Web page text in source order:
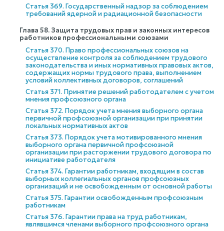
Статья 369. Государственный надзор за соблюдением
требований ядерной и радиационной безопасности
Глава 58. Защита трудовых прав и законных интересов
работников профессиональными союзами
Статья 370. Право профессиональных союзов на
осуществление контроля за соблюдением трудового
законодательства и иных нормативных правовых актов,
содержащих нормы трудового права, выполнением
условий коллективных договоров, соглашений
Статья 371. Принятие решений работодателем с учетом
мнения профсоюзного органа
Статья 372. Порядок учета мнения выборного органа
первичной профсоюзной организации при принятии
локальных нормативных актов
Статья 373. Порядок учета мотивированного мнения
выборного органа первичной профсоюзной
организации при расторжении трудового договора по
инициативе работодателя
Статья 374. Гарантии работникам, входящим в состав
выборных коллегиальных органов профсоюзных
организаций и не освобожденным от основной работы
Статья 375. Гарантии освобожденным профсоюзным
работникам
Статья 376. Гарантии права на труд работникам,
являвшимся членами выборного профсоюзного органа